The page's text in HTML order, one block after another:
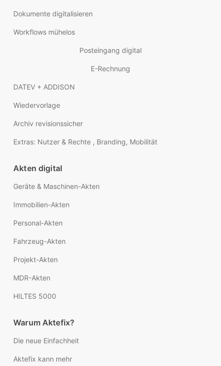
Dokumente digitalisieren
Workflows mühelos
Posteingang digital
E-Rechnung
DATEV + ADDISON
Wiedervorlage
Archiv revisionssicher
Extras: Nutzer & Rechte , Branding, Mobilität
Akten digital
Geräte & Maschinen-Akten
Immobilien-Akten
Personal-Akten
Fahrzeug-Akten
Projekt-Akten
MDR-Akten
HILTES 5000
Warum Aktefix?
Die neue Einfachheit
Aktefix kann mehr